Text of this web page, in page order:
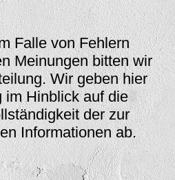
Falle von Fehlern
Meinungen bitten wir
. Wir geben hier
im Hinblick auf die
der zur
Informationen ab.